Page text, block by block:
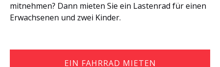
mitnehmen? Dann mieten Sie ein Lastenrad für einen
Erwachsenen und zwei Kinder.
EIN FAHRRAD MIETEN